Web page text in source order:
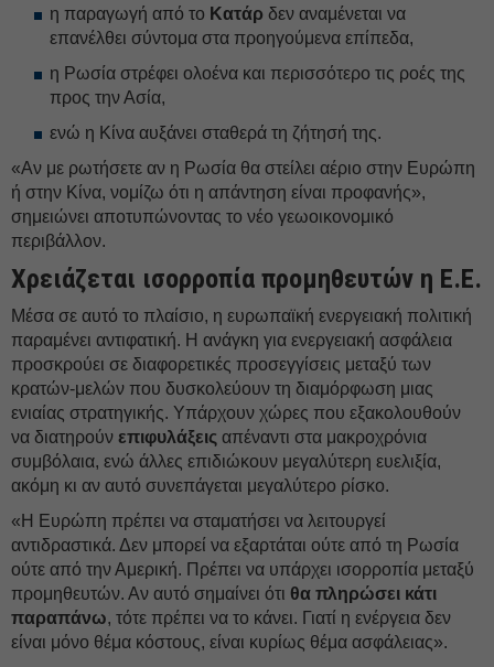
η παραγωγή από το Κατάρ δεν αναμένεται να
επανέλθει σύντομα στα προηγούμενα επίπεδα,
η Ρωσία στρέφει ολοένα και περισσότερο τις ροές της
προς την Ασία,
ενώ η Κίνα αυξάνει σταθερά τη ζήτησή της.
«Αν με ρωτήσετε αν η Ρωσία θα στείλει αέριο στην Ευρώπη
ή στην Κίνα, νομίζω ότι η απάντηση είναι προφανής»,
σημειώνει αποτυπώνοντας το νέο γεωοικονομικό
περιβάλλον.
Χρειάζεται ισορροπία προμηθευτών η Ε.Ε.
Μέσα σε αυτό το πλαίσιο, η ευρωπαϊκή ενεργειακή πολιτική
παραμένει αντιφατική. Η ανάγκη για ενεργειακή ασφάλεια
προσκρούει σε διαφορετικές προσεγγίσεις μεταξύ των
κρατών-μελών που δυσκολεύουν τη διαμόρφωση μιας
ενιαίας στρατηγικής. Υπάρχουν χώρες που εξακολουθούν
να διατηρούν επιφυλάξεις απέναντι στα μακροχρόνια
συμβόλαια, ενώ άλλες επιδιώκουν μεγαλύτερη ευελιξία,
ακόμη κι αν αυτό συνεπάγεται μεγαλύτερο ρίσκο.
«Η Ευρώπη πρέπει να σταματήσει να λειτουργεί
αντιδραστικά. Δεν μπορεί να εξαρτάται ούτε από τη Ρωσία
ούτε από την Αμερική. Πρέπει να υπάρχει ισορροπία μεταξύ
προμηθευτών. Αν αυτό σημαίνει ότι θα πληρώσει κάτι
παραπάνω, τότε πρέπει να το κάνει. Γιατί η ενέργεια δεν
είναι μόνο θέμα κόστους, είναι κυρίως θέμα ασφάλειας».